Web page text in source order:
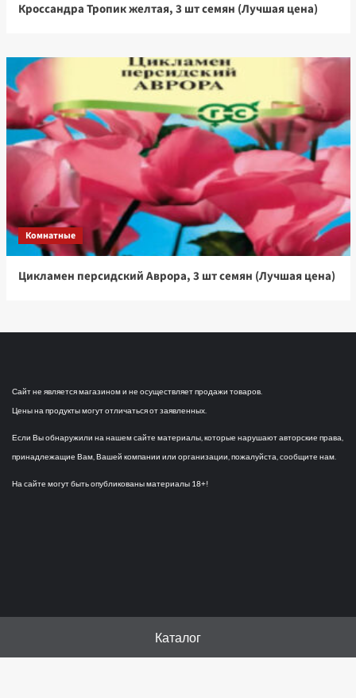
Кроссандра Тропик желтая, 3 шт семян (Лучшая цена)
Комнатные
Цикламен персидский Аврора, 3 шт семян (Лучшая цена)
Сайт не является магазином и не осуществляет продажи товаров.
Цены на продукты могут отличаться от заявленных.
Если Вы обнаружили на нашем сайте материалы, которые нарушают авторские права,
принадлежащие Вам, Вашей компании или организации, пожалуйста, сообщите нам.
На сайте могут быть опубликованы материалы 18+!
Каталог